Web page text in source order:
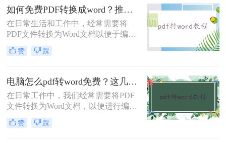
Word文档。那么pdf格式如何转换成
word文档格式呢？本文将介绍三种将
PDF转换为Word文档格式的实用方
法，帮助您轻松应对这一需求。
如何免费PDF转换成word？推荐3个实用转换方法！
在日常生活和工作中，经常需要将
PDF文件转换为Word文档以便于编辑
和修改。幸运的是，有多种免费的方
法可以实现这一目标。那么如何免费
几种常用的免费PDF转Word的方法，
帮助用户高效地完成转换工作。
赞 踩
电脑怎么pdf转word免费？这几个转换方法快来看看！
在日常工作中，我们经常需要将PDF
文件转换为Word文档，以便进行编辑
或进一步处理。虽然市面上有许多专
业的软件和服务可以实现这一转换，
赞 踩